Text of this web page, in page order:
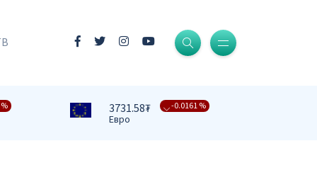
Доллар
4332.82₮ -0.0091 %
Фунт стерлинг